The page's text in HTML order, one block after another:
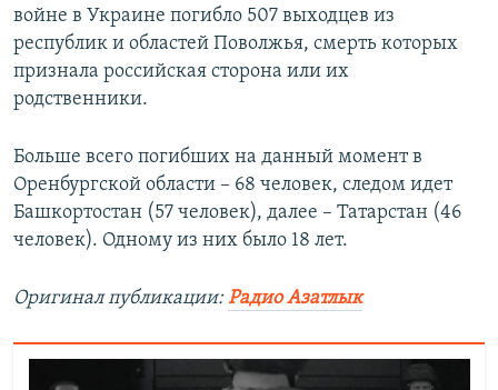
войне в Украине погибло 507 выходцев из
республик и областей Поволжья, смерть которых
признала российская сторона или их
родственники.
Больше всего погибших на данный момент в
Оренбургской области – 68 человек, следом идет
Башкортостан (57 человек), далее – Татарстан (46
человек). Одному из них было 18 лет.
Оригинал публикации: Радио Азатлык